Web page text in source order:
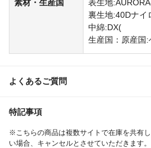
素材・生産国
表生地
裏生地:40Dナイ
中綿:DX(
生産国：原産国:
よくあるご質問
特記事項
※こちらの商品は複数サイトで在庫を共有
い場合、キャンセルとさせていただきます